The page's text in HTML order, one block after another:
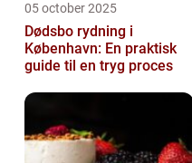
05 october 2025
Dødsbo rydning i
København: En praktisk
guide til en tryg proces